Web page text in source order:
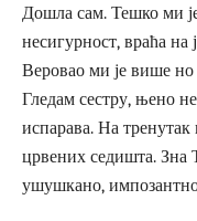
Дошла сам. Тешко ми
несигурност, враћа на
Веровао ми је више
Гледам сестру, њено
испарава. На тренутак
црвених седишта. Зна
ушушкано,